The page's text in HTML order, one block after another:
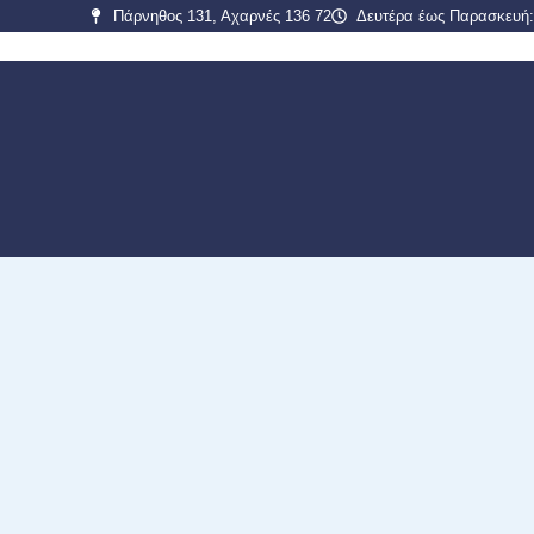
Πάρνηθος 131, Αχαρνές 136 72 Δευτέρα έως